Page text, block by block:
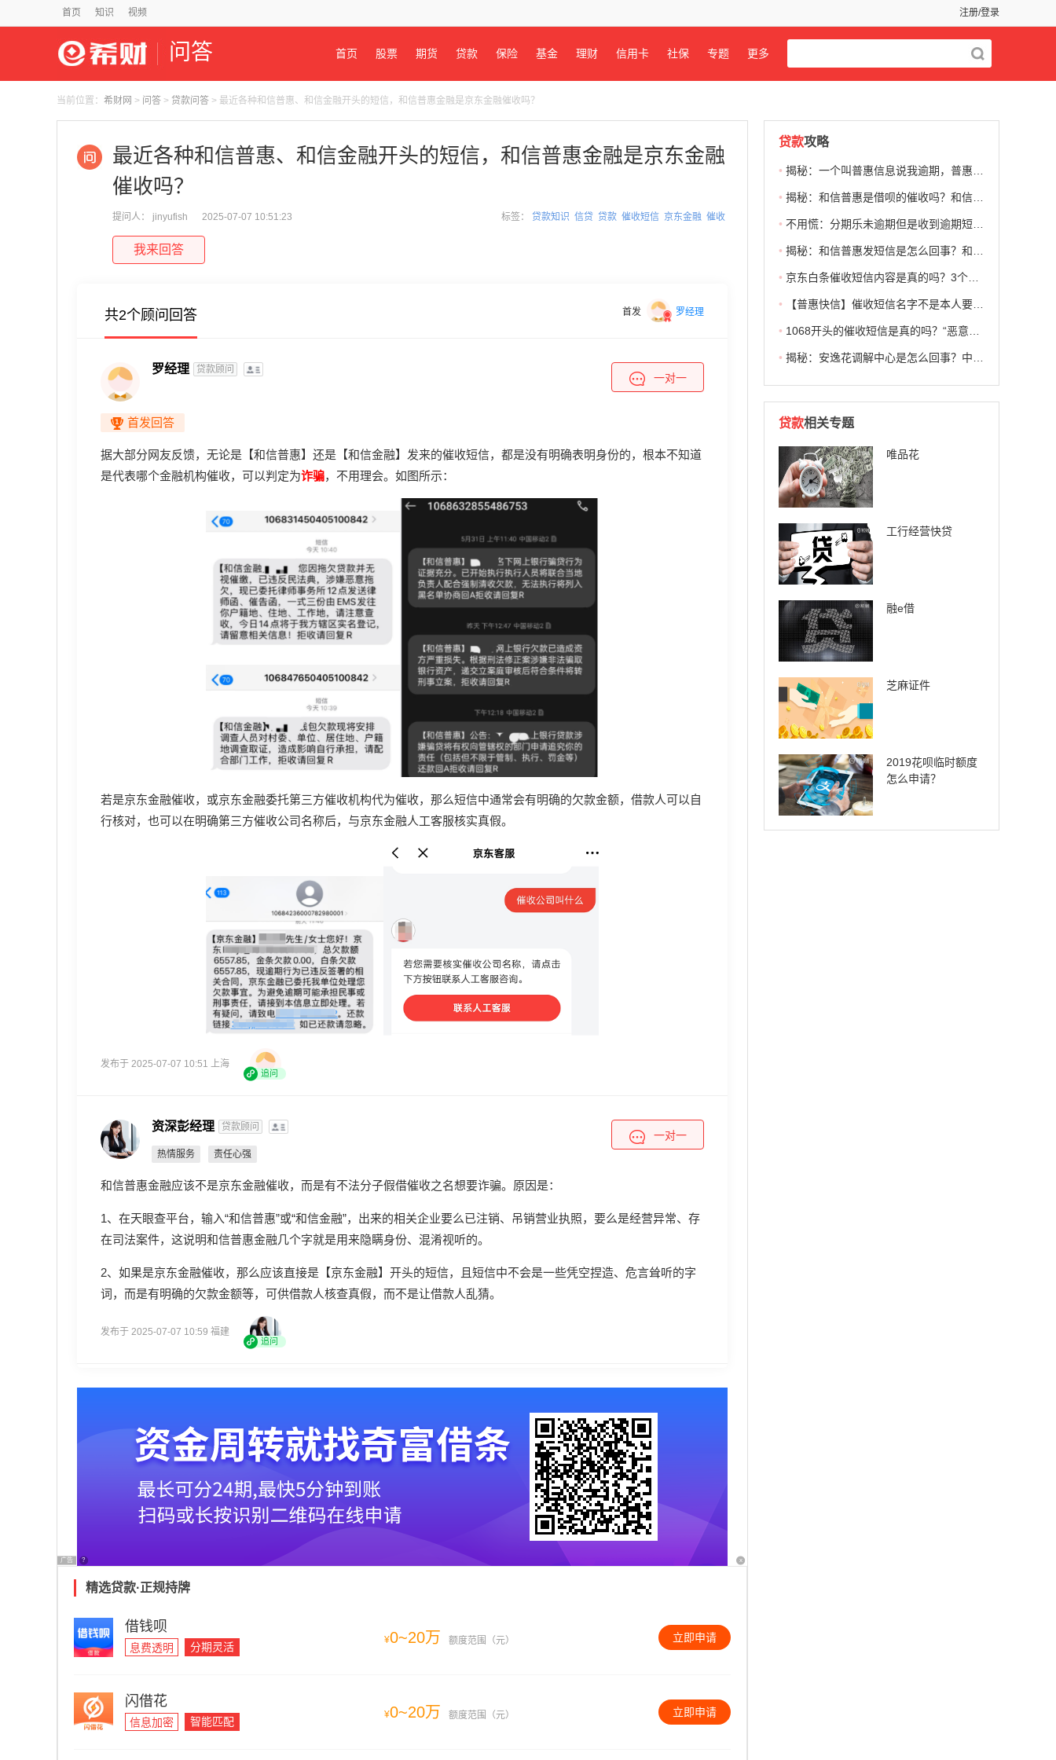
首页 知识 视频 注册/登录
问答 首页 股票 期货 贷款 保险 基金 理财 信用卡 社保 专题 更多
当前位置： 希财网 > 问答 > 贷款问答 > 最近各种和信普惠、和信金融开头的短信，和信普惠金融是京东金融催收吗？
最近各种和信普惠、和信金融开头的短信，和信普惠金融是京东金融
催收吗？
标签： 贷款知识 信贷 贷款 催收短信 京东金融 催收
提问人： jinyufish 2025-07-07 10:51:23
我来回答
共2个顾问回答 首发 罗经理
罗经理 贷款顾问
一对一
首发回答
据大部分网友反馈，无论是【和信普惠】还是【和信金融】发来的催收短信，都是没有明确表明身份的，根本不知道
是代表哪个金融机构催收，可以判定为诈骗，不用理会。如图所示：
若是京东金融催收，或京东金融委托第三方催收机构代为催收，那么短信中通常会有明确的欠款金额，借款人可以自
行核对，也可以在明确第三方催收公司名称后，与京东金融人工客服核实真假。
发布于 2025-07-07 10:51 上海
追问
资深彭经理 贷款顾问
热情服务 责任心强
一对一
和信普惠金融应该不是京东金融催收，而是有不法分子假借催收之名想要诈骗。原因是：
1、在天眼查平台，输入“和信普惠”或“和信金融”，出来的相关企业要么已注销、吊销营业执照，要么是经营异常、存
在司法案件，这说明和信普惠金融几个字就是用来隐瞒身份、混淆视听的。
2、如果是京东金融催收，那么应该直接是【京东金融】开头的短信，且短信中不会是一些凭空捏造、危言耸听的字
词，而是有明确的欠款金额等，可供借款人核查真假，而不是让借款人乱猜。
发布于 2025-07-07 10:59 福建
追问
广告 ? x
精选贷款·正规持牌
借钱呗
息费透明 分期灵活
¥0~20万 额度范围（元） 立即申请
闪借花
信息加密 智能匹配
¥0~20万 额度范围（元） 立即申请
贷款攻略
• 揭秘：一个叫普惠信息说我逾期，普惠信息是什么网贷？
• 揭秘：和信普惠是借呗的催收吗？和信普惠是哪个平台的催收？
• 不用慌：分期乐未逾期但是收到逾期短信怎么回事？怎么办？
• 揭秘：和信普惠发短信是怎么回事？和信普惠催收短信是真是假？
• 京东白条催收短信内容是真的吗？3个步骤！教你判断真假
• 【普惠快信】催收短信名字不是本人要理它吗？显示别人姓名要注意，容易被套路！
• 1068开头的催收短信是真的吗？“恶意欠款要起诉”可能是一个坑！
• 揭秘：安逸花调解中心是怎么回事？中卫市金融纠纷调解中心是干嘛的？
贷款相关专题
唯品花
工行经营快贷
融e借
芝麻证件
2019花呗临时额度
怎么申请？